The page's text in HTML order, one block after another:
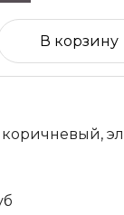
В корзину
коричневый,